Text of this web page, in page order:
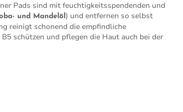
Pads sind mit feuchtigkeitsspendenden und
und Mandelöl) und entfernen so selbst
reinigt schonend die empfindliche
schützen und pflegen die Haut auch bei der